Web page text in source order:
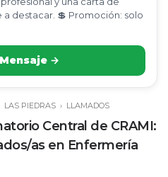
destacar. 💲 Promoción: solo
→
LAS PIEDRAS › LLAMADOS
Central de CRAMI:
as en Enfermería